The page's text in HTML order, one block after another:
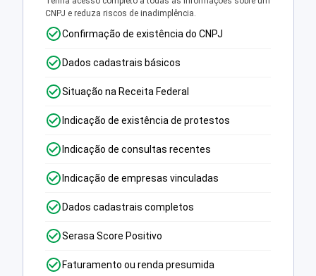
CNPJ e reduza riscos de inadimplência.
Confirmação de existência do CNPJ
Dados cadastrais básicos
Situação na Receita Federal
Indicação de existência de protestos
Indicação de consultas recentes
Indicação de empresas vinculadas
Dados cadastrais completos
Serasa Score Positivo
Faturamento ou renda presumida